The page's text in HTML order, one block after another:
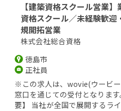
【建築資格スクール営業
資格スクール／未経験歓
規開拓営業
株式会社総合資格
徳島市
正社員
※この求人は、wovie(ウービ
窓口を通じての受付となりま
要】 当社が全国で展開するラ